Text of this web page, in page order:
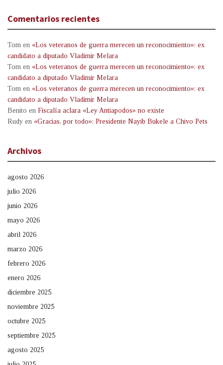
Comentarios recientes
Tom en «Los veteranos de guerra merecen un reconocimiento»: ex
candidato a diputado Vladimir Melara
Tom en «Los veteranos de guerra merecen un reconocimiento»: ex
candidato a diputado Vladimir Melara
Tom en «Los veteranos de guerra merecen un reconocimiento»: ex
candidato a diputado Vladimir Melara
Benito en Fiscalía aclara «Ley Antiapodos» no existe
Rudy en «Gracias, por todo»: Presidente Nayib Bukele a Chivo Pets
Archivos
agosto 2026
julio 2026
junio 2026
mayo 2026
abril 2026
marzo 2026
febrero 2026
enero 2026
diciembre 2025
noviembre 2025
octubre 2025
septiembre 2025
agosto 2025